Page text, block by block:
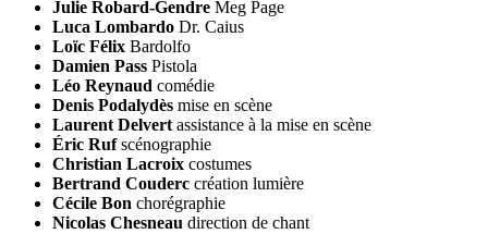
Julie Robard-Gendre Meg Page
Luca Lombardo Dr. Caius
Loïc Félix Bardolfo
Damien Pass Pistola
Léo Reynaud comédie
Denis Podalydès mise en scène
Laurent Delvert assistance à la mise en scène
Éric Ruf scénographie
Christian Lacroix costumes
Bertrand Couderc création lumière
Cécile Bon chorégraphie
Nicolas Chesneau direction de chant